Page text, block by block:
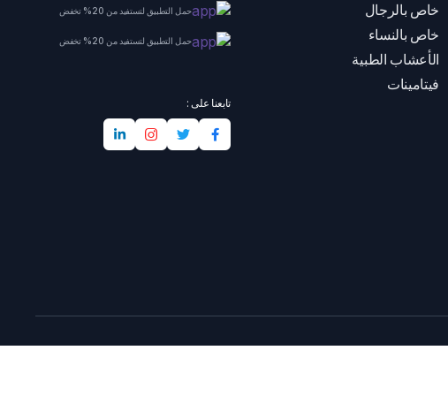
خاص بالرجال
خاص بالنساء
الأعشاب الطبية
فيتامينات
حمل التطبيق لتستفيد من 20% تخفض
حمل التطبيق لتستفيد من 20% تخفض
تابعنا على :